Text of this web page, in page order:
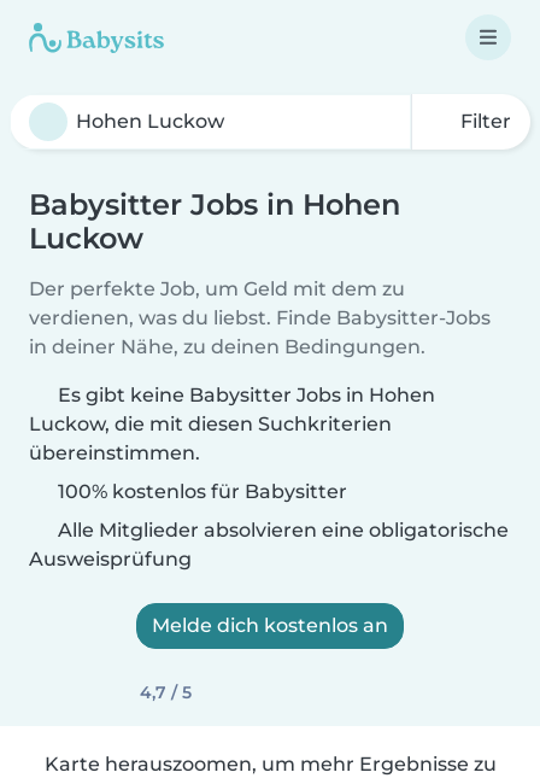
Filter
Babysitter Jobs in Hohen
Luckow
Der perfekte Job, um Geld mit dem zu
verdienen, was du liebst. Finde Babysitter-Jobs
in deiner Nähe, zu deinen Bedingungen.
Es gibt keine Babysitter Jobs in Hohen
Luckow, die mit diesen Suchkriterien
übereinstimmen.
100% kostenlos für Babysitter
Alle Mitglieder absolvieren eine obligatorische
Ausweisprüfung
Melde dich kostenlos an
4,7 / 5
Karte herauszoomen, um mehr Ergebnisse zu